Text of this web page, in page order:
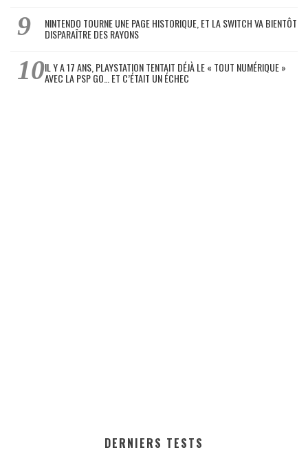
NINTENDO TOURNE UNE PAGE HISTORIQUE, ET LA SWITCH VA BIENTÔT
DISPARAÎTRE DES RAYONS
IL Y A 17 ANS, PLAYSTATION TENTAIT DÉJÀ LE « TOUT NUMÉRIQUE »
AVEC LA PSP GO… ET C’ÉTAIT UN ÉCHEC
DERNIERS TESTS